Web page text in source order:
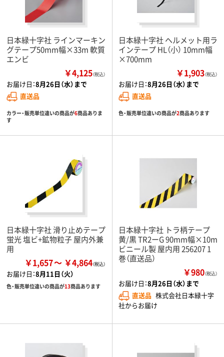
日本緑十字社 ラインマーキン
グテープ50mm幅×33m 軟質
エンビ
￥4,125（税込）
お届け日：8月26日（水）まで
直送品
カラー・販売単位違いの商品が6商品ありま
す
日本緑十字社 ヘルメット用ラ
インテープ HL（小） 10mm幅
×700mm
￥1,903（税込）
お届け日：8月26日（水）まで
直送品
色・販売単位違いの商品が2商品あります
日本緑十字社 滑り止めテープ
蛍光 塩ビ+鉱物粒子 屋内外兼
用
￥1,657 ￥4,864
お届け日：8月11日（火）
色・販売単位違いの商品が13商品あります
日本緑十字社 トラ柄テープ
黄/黒 TR2ーG 90mm幅×10m
ビニール製 屋内用 256207 1
巻（直送品）
￥980（税込）
お届け日：8月26日（水）まで
直送品 株式会社日本緑十字
社からお届け